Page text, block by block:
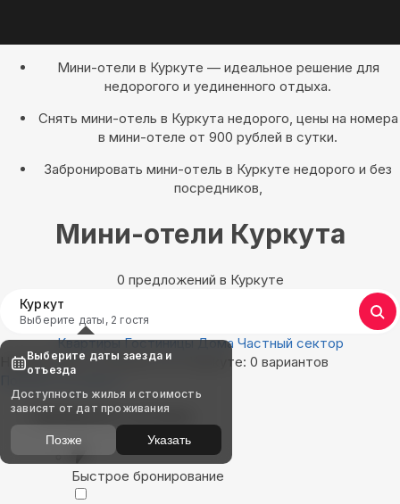
Мини-отели в Куркуте — идеальное решение для
недорогого и уединенного отдыха.
Снять мини-отель в Куркута недорого, цены на номера
в мини-отеле от 900 рублей в сутки.
Забронировать мини-отель в Куркуте недорого и без
посредников,
Мини-отели Куркута
0 предложений в Куркуте
Куркут
Выберите даты, 2 гостя
Квартиры Гостиницы Дома Частный сектор
Найдём, где остановиться в Куркуте: 0 вариантов
Показать на карте
Выбирайте лучшее
Быстрое бронирование
Выберите даты заезда и
отъезда
Доступность жилья и стоимость
зависят от дат проживания
Позже Указать